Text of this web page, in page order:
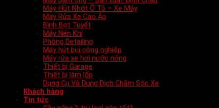
Máy Hút Nhớt Ô Tô – Xe Máy
Máy Rửa Xe Cao Áp
Bình Bọt Tuyết
Máy Nén Khí
Phòng Detailing
Máy hút bụi công nghiệp
Máy rửa xe hơi nước nóng
Thiết bị Garage
Thiết bị làm lốp
Dụng Cụ Và Dung Dịch Chăm Sóc Xe
Khách hàng
Tin tức